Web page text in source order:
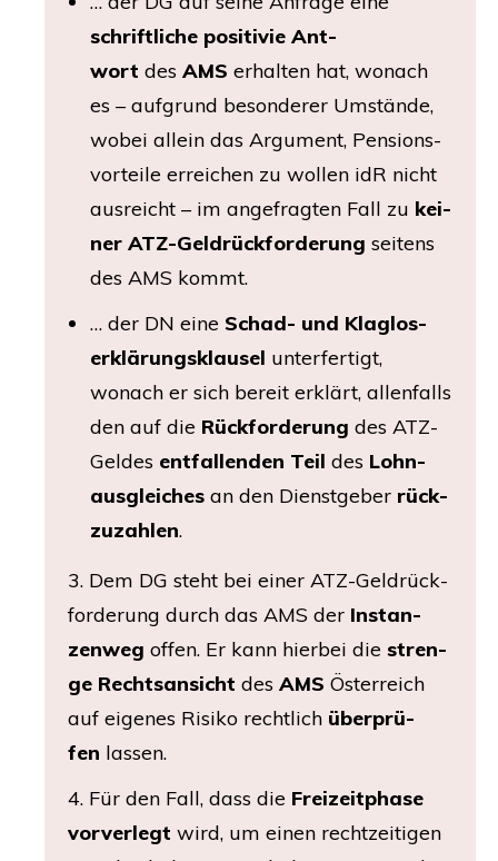
schrift­li­che posi­ti­vie Ant­
wort des AMS erhal­ten hat, wonach
es – auf­grund beson­de­rer Umstän­de,
wobei allein das Argu­ment, Pen­si­ons­
vor­tei­le errei­chen zu wol­len idR nicht
aus­reicht – im ange­frag­ten Fall zu kei­
ner ATZ-Geld­rück­for­de­rung sei­tens
des AMS kommt.
… der DN eine Schad- und Klag­los­
erklä­rungs­klau­sel unter­fer­tigt,
wonach er sich bereit erklärt, allen­falls
den auf die Rück­for­de­rung des ATZ-
Gel­des ent­fal­len­den Teil des Lohn­
aus­glei­ches an den Dienst­ge­ber rück­
zu­zah­len.
3. Dem DG steht bei einer ATZ-Geld­rück­
for­de­rung durch das AMS der Instan­
zen­weg offen. Er kann hier­bei die stren­
ge Rechts­an­sicht des AMS Öster­reich
auf eige­nes Risi­ko recht­lich über­prü­
fen lassen.
4. Für den Fall, dass die Frei­zeit­pha­se
vor­ver­legt wird, um einen recht­zei­ti­gen